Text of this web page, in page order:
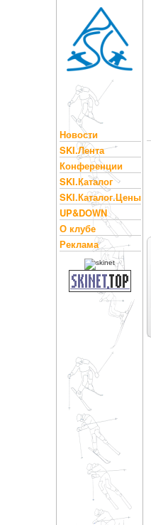
Новости
SKI.Лента
Конференции
SKI.Каталог
SKI.Каталог.Цены
UP&DOWN
О клубе
Реклама